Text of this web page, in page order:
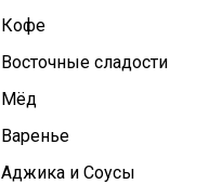
Кофе
Восточные сладости
Мёд
Варенье
Аджика и Соусы